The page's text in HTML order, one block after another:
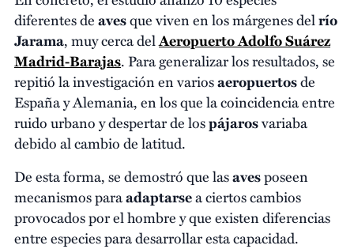
diferentes deavesque viven en los márgenes delrío
Jarama, muy cerca delAeropuerto Adolfo Suárez
Madrid-Barajas. Para generalizar los resultados, se
repitió la investigación en variosaeropuertosde
España y Alemania, en los que la coincidencia entre
ruido urbano y despertar de lospájarosvariaba
debido al cambio de latitud.
De esta forma, se demostró que lasavesposeen
mecanismos paraadaptarsea ciertos cambios
provocados por el hombre y que existen diferencias
entre especies para desarrollar esta capacidad.